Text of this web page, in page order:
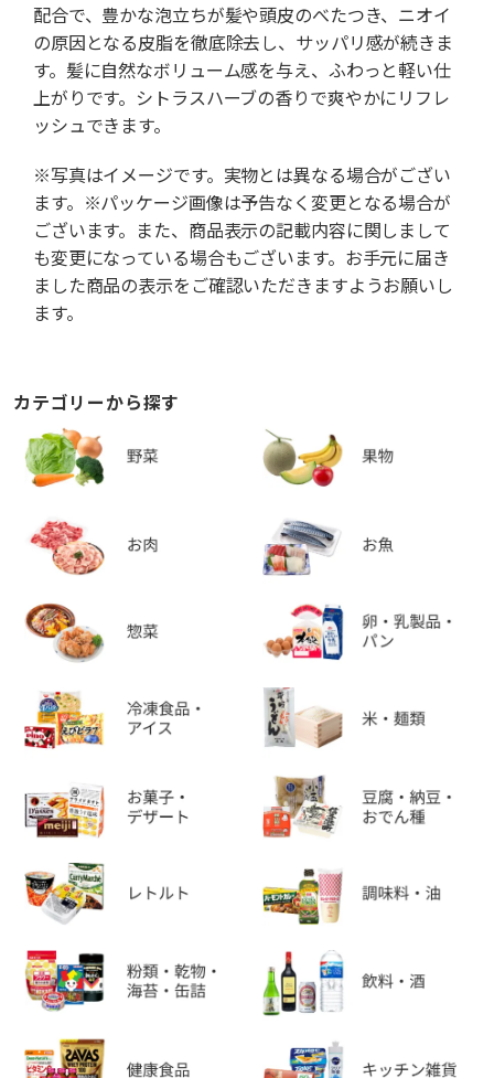
配合で、豊かな泡立ちが髪や頭皮のべたつき、ニオイ
の原因となる皮脂を徹底除去し、サッパリ感が続きま
す。髪に自然なボリューム感を与え、ふわっと軽い仕
上がりです。シトラスハーブの香りで爽やかにリフレ
ッシュできます。
※写真はイメージです。実物とは異なる場合がござい
ます。※パッケージ画像は予告なく変更となる場合が
ございます。また、商品表示の記載内容に関しまして
も変更になっている場合もございます。お手元に届き
ました商品の表示をご確認いただきますようお願いし
ます。
カテゴリーから探す